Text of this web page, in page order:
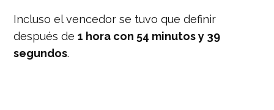
Incluso el vencedor se tuvo que definir
después de1 hora con 54 minutos y 39
segundos.